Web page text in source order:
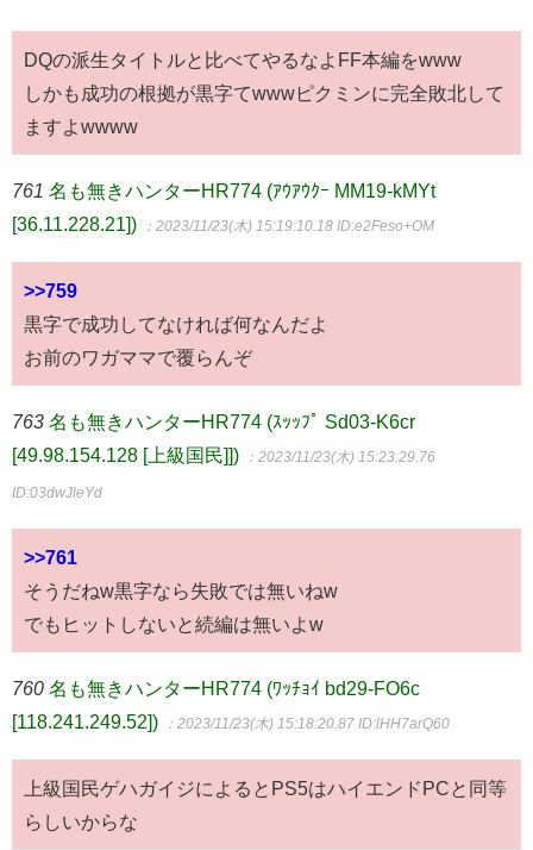
DQの派生タイトルと比べてやるなよFF本編をwww
しかも成功の根拠が黒字てwwwピクミンに完全敗北して
ますよwwww
761 名も無きハンターHR774 (ｱｳｱｳｸｰ MM19-kMYt
[36.11.228.21])
：2023/11/23(木) 15:19:10.18 ID:e2Feso+OM
>>759
黒字で成功してなければ何なんだよ
お前のワガママで覆らんぞ
763 名も無きハンターHR774 (ｽｯｯﾌﾟ Sd03-K6cr
[49.98.154.128 [上級国民]])
：2023/11/23(木) 15:23:29.76
ID:03dwJleYd
>>761
そうだねw黒字なら失敗では無いねw
でもヒットしないと続編は無いよw
760 名も無きハンターHR774 (ﾜｯﾁｮｲ bd29-FO6c
[118.241.249.52])
：2023/11/23(木) 15:18:20.87 ID:lHH7arQ60
上級国民ゲハガイジによるとPS5はハイエンドPCと同等
らしいからな